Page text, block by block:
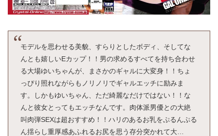
モデルを思わせる美貌、すらりとしたボディ、そしてな
んとも嬉しいEカップ！！男の求めるすべてを持ち合わせ
る大場ゆいちゃんが、まさかのギャルに大変身！！ちょ
っぴり照れながらもノリノリでギャルエッチに励みま
す。しかもゆいちゃん、ただ綺麗なだけではない！！な
んと彼女とってもエッチなんです。肉体派男優との大絶
叫肉弾SEXは超おすすめ！！ハリのあるお乳をぷるんぷる
ん揺らし重厚感あふれるお尻を思う存分突かれて大…